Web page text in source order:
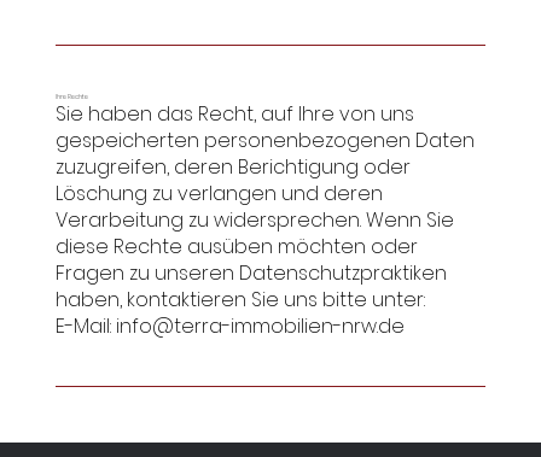
Ihre Rechte
Sie haben das Recht, auf Ihre von uns
gespeicherten personenbezogenen Daten
zuzugreifen, deren Berichtigung oder
Löschung zu verlangen und deren
Verarbeitung zu widersprechen. Wenn Sie
diese Rechte ausüben möchten oder
Fragen zu unseren Datenschutzpraktiken
haben, kontaktieren Sie uns bitte unter:
E-Mail: info@terra-immobilien-nrw.de